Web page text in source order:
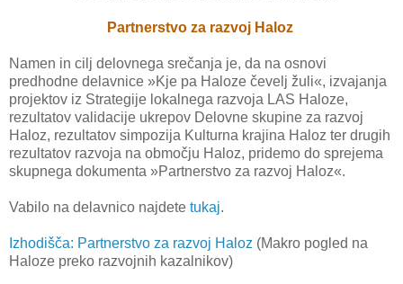
Partnerstvo za razvoj Haloz
Namen in cilj delovnega srečanja je, da na osnovi
predhodne delavnice »Kje pa Haloze čevelj žuli«, izvajanja
projektov iz Strategije lokalnega razvoja LAS Haloze,
rezultatov validacije ukrepov Delovne skupine za razvoj
Haloz, rezultatov simpozija Kulturna krajina Haloz ter drugih
rezultatov razvoja na območju Haloz, pridemo do sprejema
skupnega dokumenta »Partnerstvo za razvoj Haloz«.
Vabilo na delavnico najdete tukaj.
Izhodišča: Partnerstvo za razvoj Haloz (Makro pogled na
Haloze preko razvojnih kazalnikov)